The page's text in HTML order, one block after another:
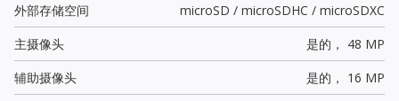
外部存储空间
microSD / microSDHC / microSDXC
主摄像头
是的， 48 MP
辅助摄像头
是的， 16 MP